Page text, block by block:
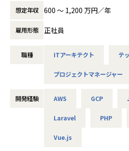
無
に、新たな価値を創造す
い状態、それが私たちに
築します。
その中で、当社が独自提供している
ASE」は、外部人材との手続き・管理
トとしてこれまで運営をしてきたものの
Salesforce（当社の機関システム的な
げになっています。
導し次世代アーキテクチャを実現して
結合最適化を実現することで、プロ人
1. システムアーキテクチャの戦略的再設
想定年収 600 〜 1,200 万円／年
雇用形態 正社員
職種 ITアーキテクト テ
プロジェクトマネージャー
開発経験 AWS GCP
Laravel PHP
Vue.js